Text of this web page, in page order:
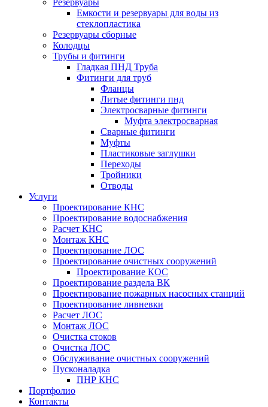
Резервуары
Емкости и резервуары для воды из
стеклопластика
Резервуары сборные
Колодцы
Трубы и фитинги
Гладкая ПНД Труба
Фитинги для труб
Фланцы
Литые фитинги пнд
Электросварные фитинги
Муфта электросварная
Сварные фитинги
Муфты
Пластиковые заглушки
Переходы
Тройники
Отводы
Услуги
Проектирование КНС
Проектирование водоснабжения
Расчет КНС
Монтаж КНС
Проектирование ЛОС
Проектирование очистных сооружений
Проектирование КОС
Проектирование раздела ВК
Проектирование пожарных насосных станций
Проектирование ливневки
Расчет ЛОС
Монтаж ЛОС
Очистка стоков
Очистка ЛОС
Обслуживание очистных сооружений
Пусконаладка
ПНР КНС
Портфолио
Контакты